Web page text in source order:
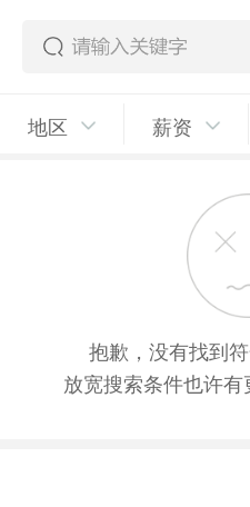
地区 薪资
抱歉，没有找到
放宽搜索条件也许